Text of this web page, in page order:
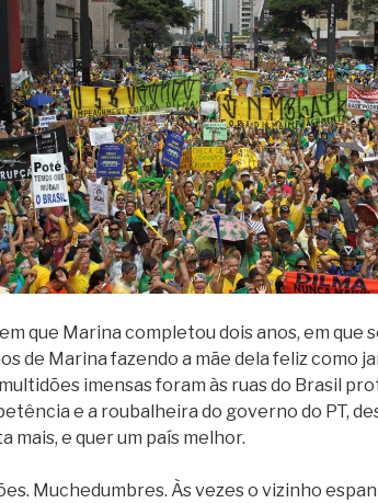
que Marina completou dois anos, em que
de Marina fazendo a mãe dela feliz como
imensas foram às ruas do Brasil
e a roubalheira do governo do PT,
mais, e quer um país melhor.
Muchedumbres. Às vezes o vizinho